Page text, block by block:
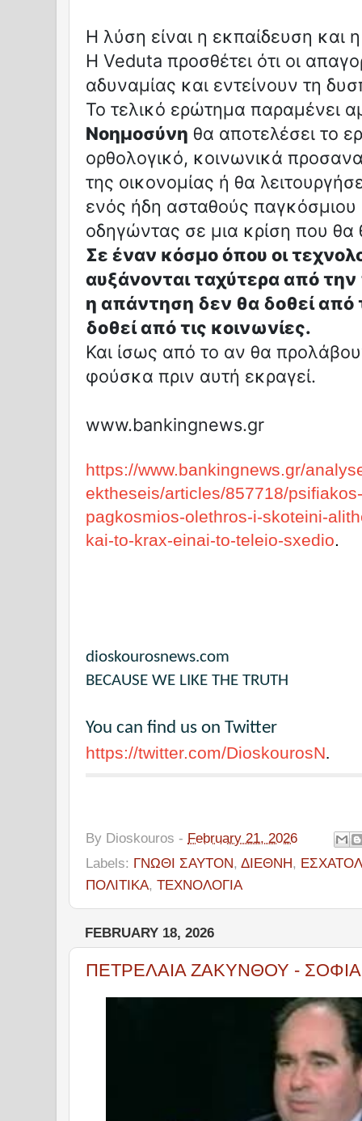
Η λύση είναι η εκπαίδευση και
Η Veduta προσθέτει ότι οι
αδυναμίας και εντείνουν τη
Το τελικό ερώτημα παραμένει
Νοημοσύνη θα αποτελέσει το
ορθολογικό, κοινωνικά
της οικονομίας ή θα
ενός ήδη ασταθούς
οδηγώντας σε μια κρίση που θα
Σε έναν κόσμο όπου οι
αυξάνονται ταχύτερα από
η απάντηση δεν θα δοθεί από
δοθεί από τις κοινωνίες.
Και ίσως από το αν θα
φούσκα πριν αυτή εκραγεί.
www.bankingnews.gr
https://www.bankingnews.gr/
ektheseis/articles/857718/
pagkosmios-olethros-i-skoteini-
kai-to-krax-einai-to-teleio-sxedio.
dioskourosnews.com
BECAUSE WE LIKE THE TRUTH
You can find us on Twitter
https://twitter.com/DioskourosN.
By Dioskouros - February 21, 2026
Labels: ΓΝΩΘΙ ΣΑΥΤΟΝ, ΔΙΕΘΝΗ,
ΠΟΛΙΤΙΚΑ, ΤΕΧΝΟΛΟΓΙΑ
FEBRUARY 18, 2026
ΠΕΤΡΕΛΑΙΑ ΖΑΚΥΝΘΟΥ -